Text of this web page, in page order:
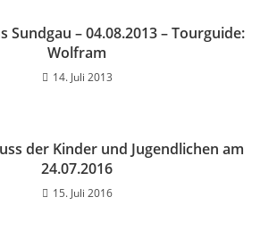
Sundgau – 04.08.2013 – Tourguide:
Wolfram
14. Juli 2013
der Kinder und Jugendlichen am
24.07.2016
15. Juli 2016